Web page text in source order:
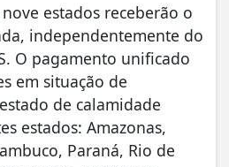
estados receberão o
independentemente do
O pagamento unificado
em situação de
de calamidade
estados: Amazonas,
Paraná, Rio de